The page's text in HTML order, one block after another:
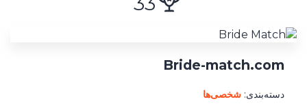
Bride-match.com
دسته‌بندی: شخصی‌ها